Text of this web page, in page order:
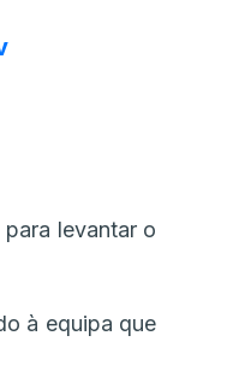
para levantar o
à equipa que